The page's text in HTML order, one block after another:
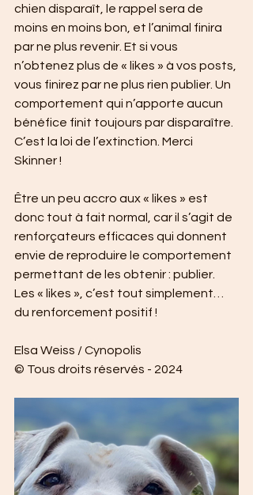
chien disparaît, le rappel sera de
moins en moins bon, et l’animal finira
par ne plus revenir. Et si vous
n’obtenez plus de « likes » à vos posts,
vous finirez par ne plus rien publier. Un
comportement qui n’apporte aucun
bénéfice finit toujours par disparaître.
C’est la loi de l’extinction. Merci
Skinner !
Être un peu accro aux « likes » est
donc tout à fait normal, car il s’agit de
renforçateurs efficaces qui donnent
envie de reproduire le comportement
permettant de les obtenir : publier.
Les « likes », c’est tout simplement…
du renforcement positif !
Elsa Weiss / Cynopolis
© Tous droits réservés - 2024